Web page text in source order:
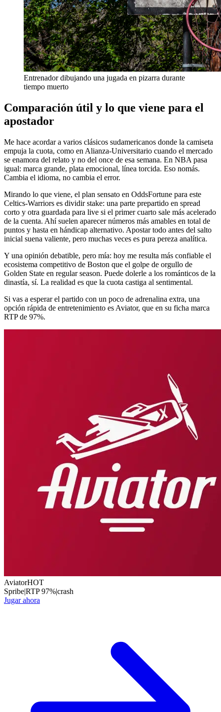
Entrenador dibujando una jugada en pizarra durante
tiempo muerto
Comparación útil y lo que viene para el
apostador
Me hace acordar a varios clásicos sudamericanos donde la camiseta
empuja la cuota, como en Alianza-Universitario cuando el mercado
se enamora del relato y no del once de esa semana. En NBA pasa
igual: marca grande, plata emocional, línea torcida. Eso nomás.
Cambia el idioma, no cambia el error.
Mirando lo que viene, el plan sensato en OddsFortune para este
Celtics-Warriors es dividir stake: una parte prepartido en spread
corto y otra guardada para live si el primer cuarto sale más acelerado
de la cuenta. Ahí suelen aparecer números más amables en total de
puntos y hasta en hándicap alternativo. Apostar todo antes del salto
inicial suena valiente, pero muchas veces es pura pereza analítica.
Y una opinión debatible, pero mía: hoy me resulta más confiable el
ecosistema competitivo de Boston que el golpe de orgullo de
Golden State en regular season. Puede dolerle a los románticos de la
dinastía, sí. La realidad es que la cuota castiga al sentimental.
Si vas a esperar el partido con un poco de adrenalina extra, una
opción rápida de entretenimiento es Aviator, que en su ficha marca
RTP de 97%.
AviatorHOT
Spribe|RTP97%|crash
Jugar ahora